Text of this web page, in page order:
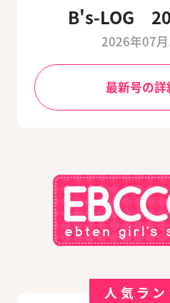
B's-LOG
2026年07
最新号の詳
人気ラ